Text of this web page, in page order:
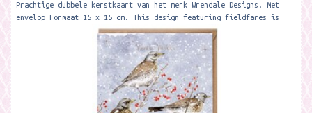
Prachtige dubbele kerstkaart van het merk Wrendale Designs. Met
envelop Formaat 15 x 15 cm. This design featuring fieldfares is